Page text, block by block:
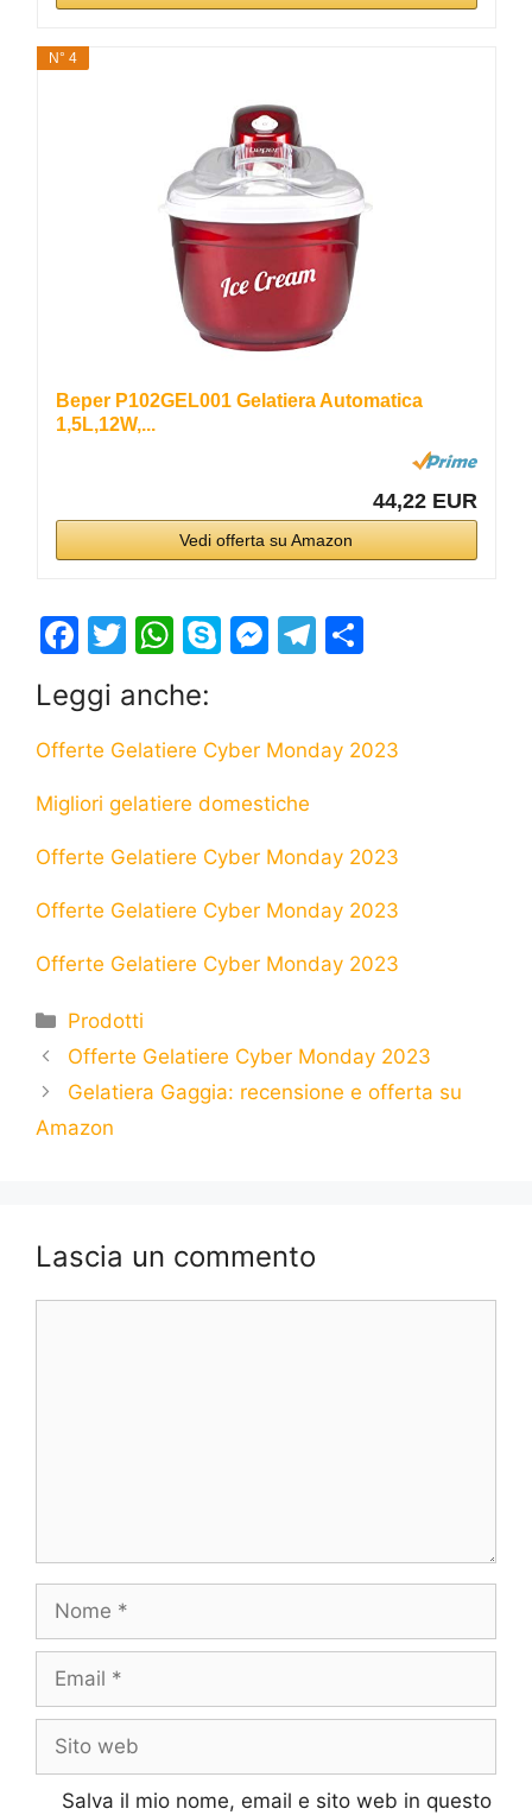
N° 4
Beper P102GEL001 Gelatiera Automatica
1,5L,12W,...
44,22 EUR
Vedi offerta su Amazon
F
c
e
b
o
o
k
T
itt
er
W
at
s
A
p
p
S
p
e
M
s
e
n
g
er
T
gr e
Leggi anche:
Offerte Gelatiere Cyber Monday 2023
Migliori gelatiere domestiche
Offerte Gelatiere Cyber Monday 2023
Offerte Gelatiere Cyber Monday 2023
Offerte Gelatiere Cyber Monday 2023
Categorie
Prodotti
Offerte Gelatiere Cyber Monday 2023
Gelatiera Gaggia: recensione e offerta su
Amazon
Lascia un commento
Nome
Email
Sito
web
Salva il mio nome, email e sito web in questo